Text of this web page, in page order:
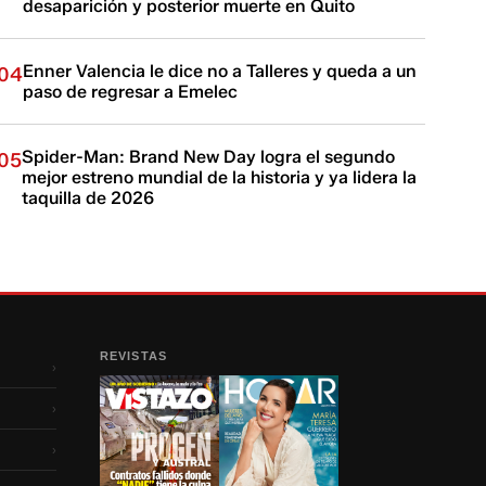
desaparición y posterior muerte en Quito
Enner Valencia le dice no a Talleres y queda a un
paso de regresar a Emelec
Spider-Man: Brand New Day logra el segundo
mejor estreno mundial de la historia y ya lidera la
taquilla de 2026
›
›
›
REVISTAS